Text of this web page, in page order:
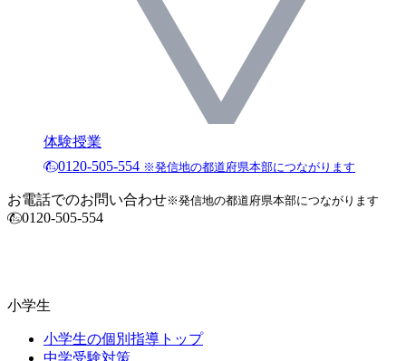
体験授業
0120-505-554 ※発信地の都道府県本部につながります
お電話でのお問い合わせ※発信地の都道府県本部につながります
0120-505-554
小学生
小学生の個別指導トップ
中学受験対策